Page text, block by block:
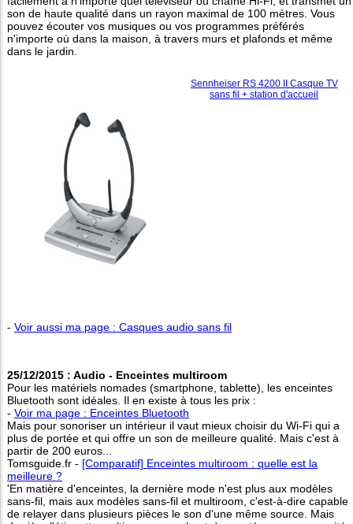
son de haute qualité dans un rayon maximal de 100 mètres. Vous
pouvez écouter vos musiques ou vos programmes préférés
n'importe où dans la maison, à travers murs et plafonds et même
dans le jardin.
Sennheiser RS 4200 II Casque TV
sans fil + station d'accueil
- Voir aussi ma page : Casques audio sans fil
25/12/2015 : Audio - Enceintes multiroom
Pour les matériels nomades (smartphone, tablette), les enceintes
Bluetooth sont idéales. Il en existe à tous les prix :
- Voir ma page : Enceintes Bluetooth
Mais pour sonoriser un intérieur il vaut mieux choisir du Wi-Fi qui a
plus de portée et qui offre un son de meilleure qualité. Mais c'est à
partir de 200 euros...
Tomsguide.fr - [Comparatif] Enceintes multiroom : quelle est la
meilleure ?
'En matière d'enceintes, la dernière mode n'est plus aux modèles
sans-fil, mais aux modèles sans-fil et multiroom, c'est-à-dire capable
de relayer dans plusieurs pièces le son d'une même source. Mais